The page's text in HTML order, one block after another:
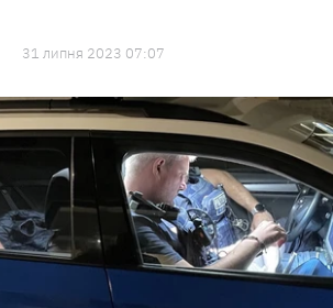
31 липня 2023 07:07